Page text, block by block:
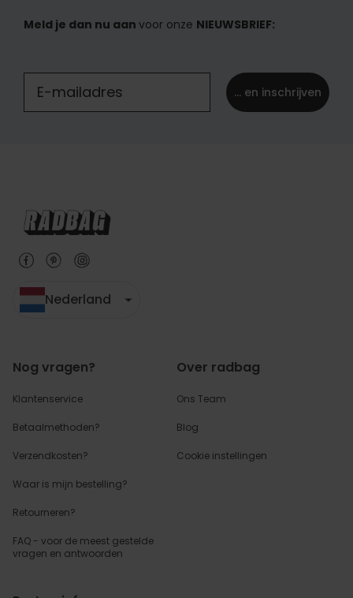
Meld je dan nu aan voor onze NIEUWSBRIEF:
... en inschrijven
Nederland
Nog vragen?
Klantenservice
Betaalmethoden?
Verzendkosten?
Waar is mijn bestelling?
Retourneren?
FAQ - voor de meest gestelde
vragen en antwoorden
Over radbag
Ons Team
Blog
Cookie instellingen